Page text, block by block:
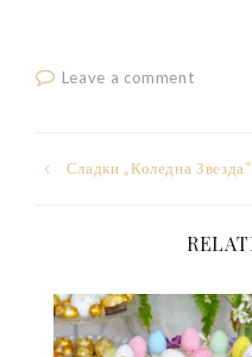
Leave a comment
Post
navigation
Сладки „Коледна Звезда“